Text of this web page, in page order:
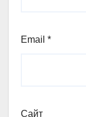
Email *
Сайт